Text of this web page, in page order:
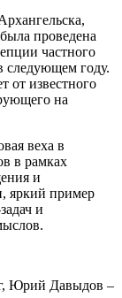
проведена
частного
следующем году.
от известного
на
веха в
в рамках
и
яркий пример
и
Юрий Давыдов –